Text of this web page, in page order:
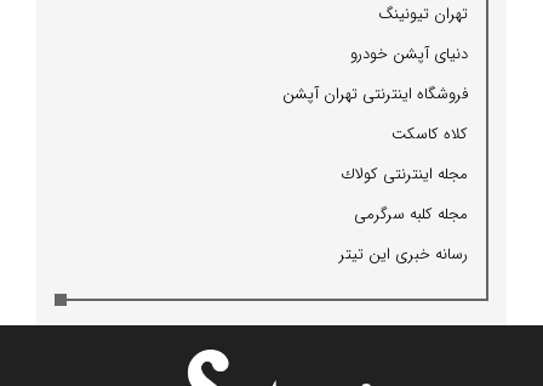
تهران تیونینگ
دنیای آپشن خودرو
فروشگاه اینترنتی تهران آپشن
كلاه كاسكت
مجله اینترنتی كولاك
مجله كلبه سرگرمی
رسانه خبری این تیتر